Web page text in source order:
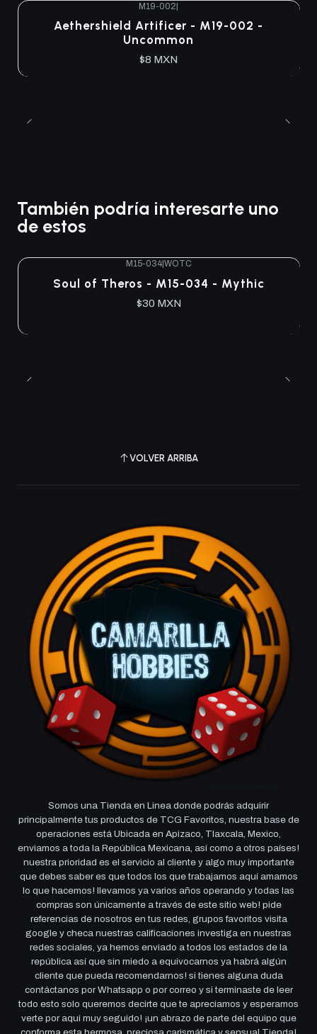
M19-002
Aethershield Artificer - M19-002 -
Uncommon
$8 MXN
También podría interesarte uno
de estos
M15-034| WOTC
Soul of Theros - M15-034 - Mythic
$30 MXN
VOLVER ARRIBA
Somos una Tienda en Linea donde podrás adquirir
principalmente tus productos de TCG Favoritos, nuestra base de
operaciones está Ubicada en Apizaco, Tlaxcala, Mexico,
enviamos a toda la República Mexicana, así como a otros países!
nuestra prioridad es el servicio al cliente y algo muy importante
que debes saber es que todos los que trabajamos aquí amamos
lo que hacemos! llevamos ya varios años operando y todas las
compras son únicamente a través de este sitio web! pide
referencias de nosotros en tus redes, grupos favoritos visita
google y checa nuestras calificaciones investiga en nuestras
redes sociales, ya hemos enviado a todos los estados de la
república así que sin miedo a equivocarnos ya habrá algún
cliente que pueda recomendarnos! si tienes alguna duda
contáctanos por Whatsapp o por correo y si terminaste de leer
todo esto solo queremos decirte que te apreciamos y esperamos
verte por aqui muy seguido! ¡un abrazo de parte del equipo que